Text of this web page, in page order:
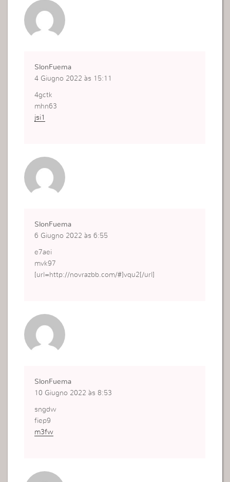
SlonFuema
4 Giugno 2022 às 15:11
4gctk
mhn63
jsi1
SlonFuema
6 Giugno 2022 às 6:55
e7aei
mvk97
[url=http://novrazbb.com/#]vqu2[/url]
SlonFuema
10 Giugno 2022 às 8:53
sngdw
fiep9
m3fw